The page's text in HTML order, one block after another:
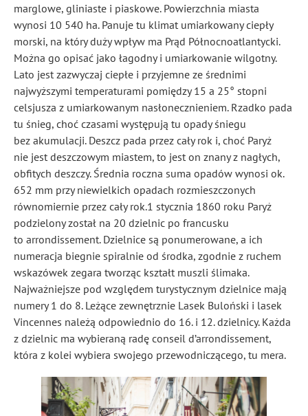
marglowe, gliniaste i piaskowe. Powierzchnia miasta
wynosi 10 540 ha. Panuje tu klimat umiarkowany ciepły
morski, na który duży wpływ ma Prąd Północnoatlantycki.
Można go opisać jako łagodny i umiarkowanie wilgotny.
Lato jest zazwyczaj ciepłe i przyjemne ze średnimi
najwyższymi temperaturami pomiędzy 15 a 25° stopni
celsjusza z umiarkowanym nasłonecznieniem. Rzadko pada
tu śnieg, choć czasami występują tu opady śniegu
bez akumulacji. Deszcz pada przez cały rok i, choć Paryż
nie jest deszczowym miastem, to jest on znany z nagłych,
obfitych deszczy. Średnia roczna suma opadów wynosi ok.
652 mm przy niewielkich opadach rozmieszczonych
równomiernie przez cały rok.1 stycznia 1860 roku Paryż
podzielony został na 20 dzielnic po francusku
to arrondissement. Dzielnice są ponumerowane, a ich
numeracja biegnie spiralnie od środka, zgodnie z ruchem
wskazówek zegara tworząc kształt muszli ślimaka.
Najważniejsze pod względem turystycznym dzielnice mają
numery 1 do 8. Leżące zewnętrznie Lasek Buloński i lasek
Vincennes należą odpowiednio do 16. i 12. dzielnicy. Każda
z dzielnic ma wybieraną radę conseil d’arrondissement,
która z kolei wybiera swojego przewodniczącego, tu mera.